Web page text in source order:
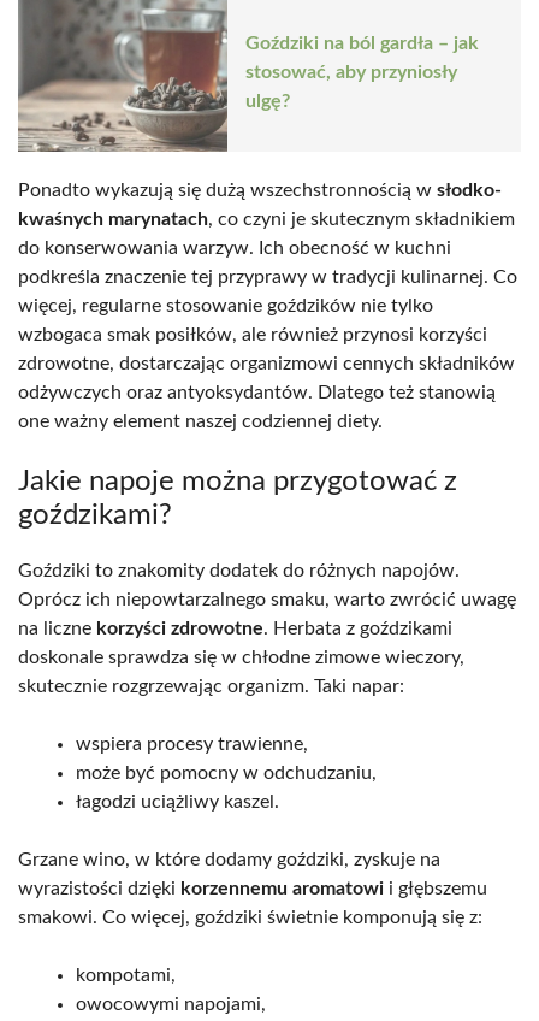
Goździki na ból gardła – jak
stosować, aby przyniosły
ulgę?
Ponadto wykazują się dużą wszechstronnością w słodko-
kwaśnych marynatach, co czyni je skutecznym składnikiem
do konserwowania warzyw. Ich obecność w kuchni
podkreśla znaczenie tej przyprawy w tradycji kulinarnej. Co
więcej, regularne stosowanie goździków nie tylko
wzbogaca smak posiłków, ale również przynosi korzyści
zdrowotne, dostarczając organizmowi cennych składników
odżywczych oraz antyoksydantów. Dlatego też stanowią
one ważny element naszej codziennej diety.
Jakie napoje można przygotować z
goździkami?
Goździki to znakomity dodatek do różnych napojów.
Oprócz ich niepowtarzalnego smaku, warto zwrócić uwagę
na liczne korzyści zdrowotne. Herbata z goździkami
doskonale sprawdza się w chłodne zimowe wieczory,
skutecznie rozgrzewając organizm. Taki napar:
wspiera procesy trawienne,
może być pomocny w odchudzaniu,
łagodzi uciążliwy kaszel.
Grzane wino, w które dodamy goździki, zyskuje na
wyrazistości dzięki korzennemu aromatowi i głębszemu
smakowi. Co więcej, goździki świetnie komponują się z:
kompotami,
owocowymi napojami,